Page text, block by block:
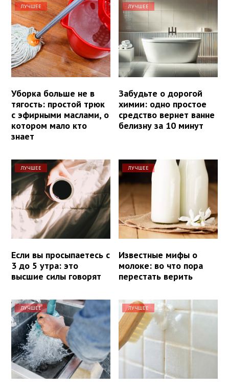
ЛУЧШЕЕ
Уборка больше не в
тягость: простой трюк
с эфирными маслами, о
котором мало кто
знает
ЛУЧШЕЕ
Забудьте о дорогой
химии: одно простое
средство вернет ванне
белизну за 10 минут
ЛУЧШЕЕ
Если вы просыпаетесь с
3 до 5 утра: это
высшие силы говорят
ЛУЧШЕЕ
Известные мифы о
молоке: во что пора
перестать верить
ЛУЧШЕЕ ЛУЧШЕЕ